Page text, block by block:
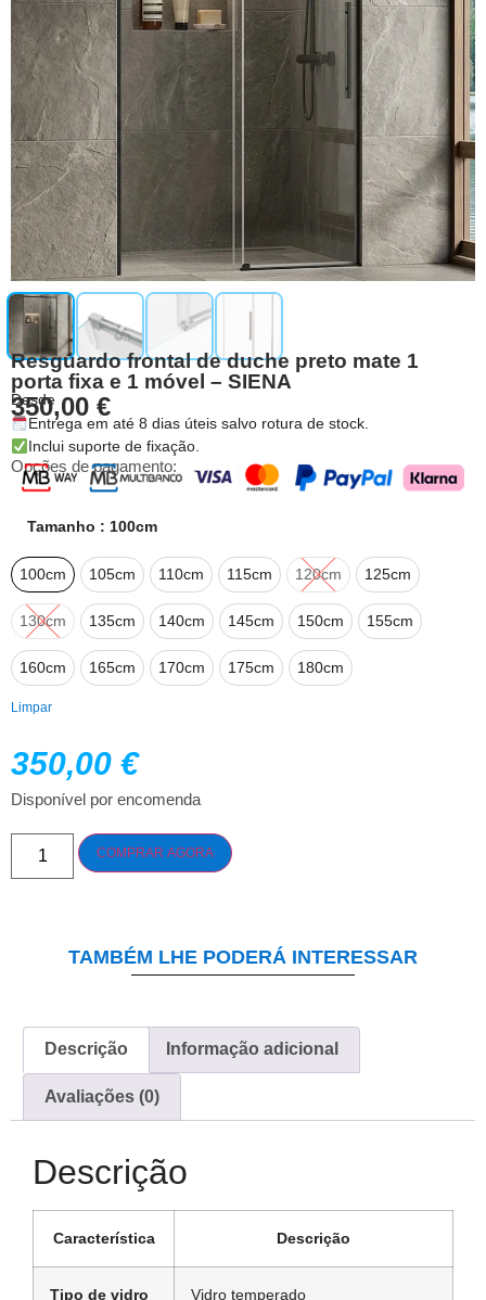
Resguardo frontal de duche preto mate 1
porta fixa e 1 móvel – SIENA
Desde
350,00 €
Entrega em até 8 dias úteis salvo rotura de stock.
Inclui suporte de fixação.
Opções de pagamento:
Tamanho : 100cm
100cm 105cm 110cm 115cm 120cm 125cm
130cm 135cm 140cm 145cm 150cm 155cm
160cm 165cm 170cm 175cm 180cm
Limpar
350,00 €
Disponível por encomenda
COMPRAR AGORA
TAMBÉM LHE PODERÁ INTERESSAR
Descrição Informação adicional
Avaliações (0)
Descrição
Característica Descrição
Tipo de vidro Vidro temperado